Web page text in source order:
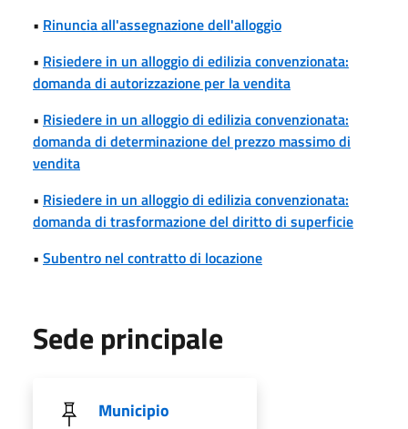
• Rinuncia all'assegnazione dell'alloggio
• Risiedere in un alloggio di edilizia convenzionata:
domanda di autorizzazione per la vendita
• Risiedere in un alloggio di edilizia convenzionata:
domanda di determinazione del prezzo massimo di
vendita
• Risiedere in un alloggio di edilizia convenzionata:
domanda di trasformazione del diritto di superficie
• Subentro nel contratto di locazione
Sede principale
Municipio